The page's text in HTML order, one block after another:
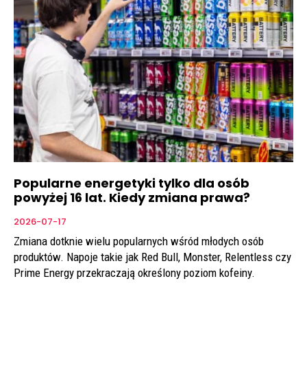
Popularne energetyki tylko dla osób
powyżej 16 lat. Kiedy zmiana prawa?
2026-07-17
Zmiana dotknie wielu popularnych wśród młodych osób
produktów. Napoje takie jak Red Bull, Monster, Relentless czy
Prime Energy przekraczają określony poziom kofeiny.